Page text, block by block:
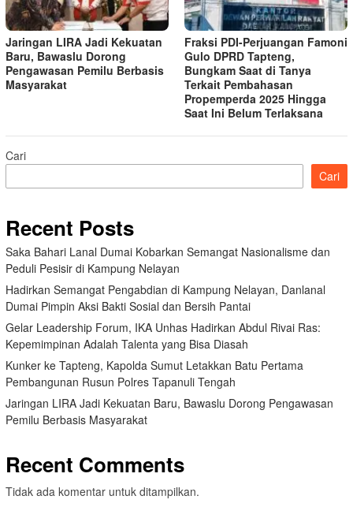
Jaringan LIRA Jadi Kekuatan
Baru, Bawaslu Dorong
Pengawasan Pemilu Berbasis
Masyarakat
Fraksi PDI-Perjuangan Famoni
Gulo DPRD Tapteng,
Bungkam Saat di Tanya
Terkait Pembahasan
Propemperda 2025 Hingga
Saat Ini Belum Terlaksana
Cari
Cari
Recent Posts
Saka Bahari Lanal Dumai Kobarkan Semangat Nasionalisme dan
Peduli Pesisir di Kampung Nelayan
Hadirkan Semangat Pengabdian di Kampung Nelayan, Danlanal
Dumai Pimpin Aksi Bakti Sosial dan Bersih Pantai
Gelar Leadership Forum, IKA Unhas Hadirkan Abdul Rivai Ras:
Kepemimpinan Adalah Talenta yang Bisa Diasah
Kunker ke Tapteng, Kapolda Sumut Letakkan Batu Pertama
Pembangunan Rusun Polres Tapanuli Tengah
Jaringan LIRA Jadi Kekuatan Baru, Bawaslu Dorong Pengawasan
Pemilu Berbasis Masyarakat
Recent Comments
Tidak ada komentar untuk ditampilkan.